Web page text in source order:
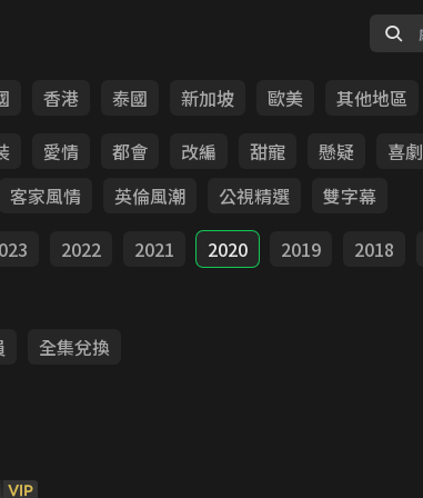
香港 泰國 新加坡 歐美
其他地區
愛情 都會 改編 甜寵 懸疑 喜劇
客家風情 英倫風潮 公視精選
雙字幕
2022 2021 2020 2019 2018
全集兌換
VIP